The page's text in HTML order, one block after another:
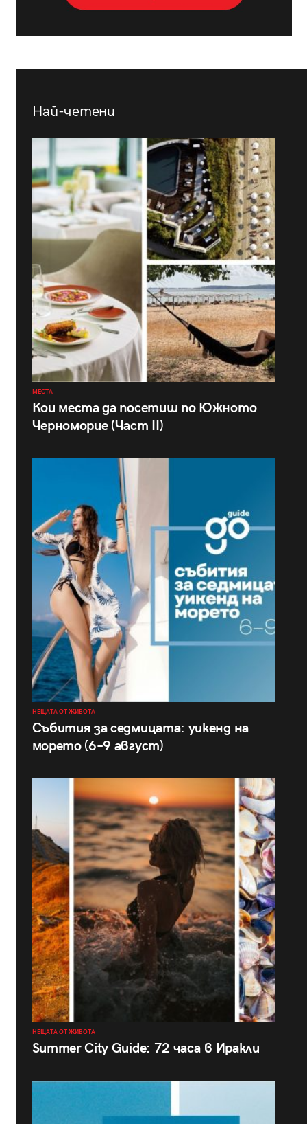
Най-четени
МЕСТА
Кои места да посетиш по Южното
Черноморие (Част II)
НЕЩАТА ОТ ЖИВОТА
Събития за седмицата: уикенд на
морето (6–9 август)
НЕЩАТА ОТ ЖИВОТА
Summer City Guide: 72 часа в Иракли